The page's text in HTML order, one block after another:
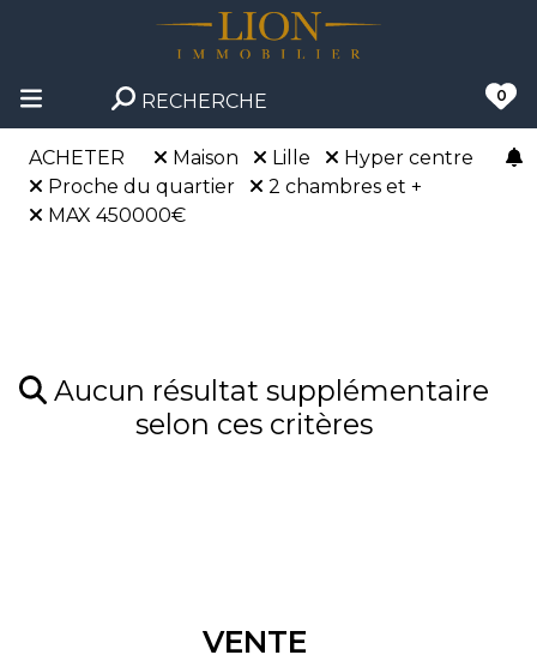
RECHERCHE 0
ACHETER Maison Lille
Hyper centre
Proche du quartier
2 chambres et +
MAX 450000€
Aucun résultat supplémentaire
selon ces critères
VENTE